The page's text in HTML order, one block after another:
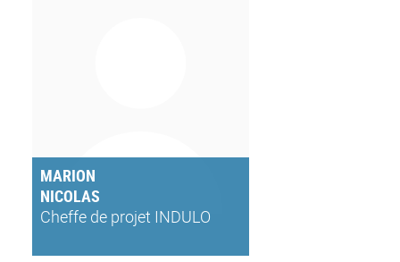
MARION
NICOLAS
Cheffe de projet INDULO